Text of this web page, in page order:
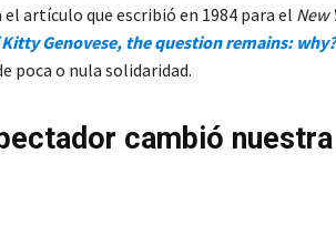
artículo que escribió en 1984 para el New
Genovese, the question remains: why?
poca o nula solidaridad.
cambió